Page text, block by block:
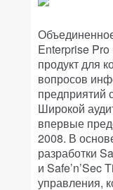
Enterprise
продукт для
вопросов
предприятий
Широкой
впервые
2008. В
разработки
и Safe’n’Sec
управления,